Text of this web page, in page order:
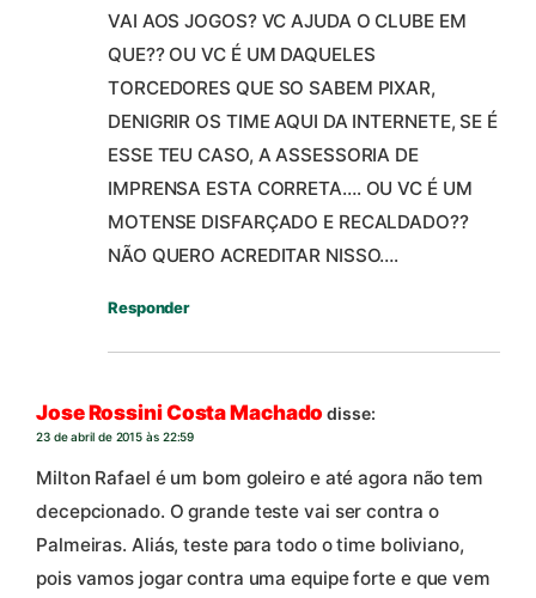
VAI AOS JOGOS? VC AJUDA O CLUBE EM
QUE?? OU VC É UM DAQUELES
TORCEDORES QUE SO SABEM PIXAR,
DENIGRIR OS TIME AQUI DA INTERNETE, SE É
ESSE TEU CASO, A ASSESSORIA DE
IMPRENSA ESTA CORRETA…. OU VC É UM
MOTENSE DISFARÇADO E RECALDADO??
NÃO QUERO ACREDITAR NISSO….
Responder
Jose Rossini Costa Machado disse:
23 de abril de 2015 às 22:59
Milton Rafael é um bom goleiro e até agora não tem
decepcionado. O grande teste vai ser contra o
Palmeiras. Aliás, teste para todo o time boliviano,
pois vamos jogar contra uma equipe forte e que vem